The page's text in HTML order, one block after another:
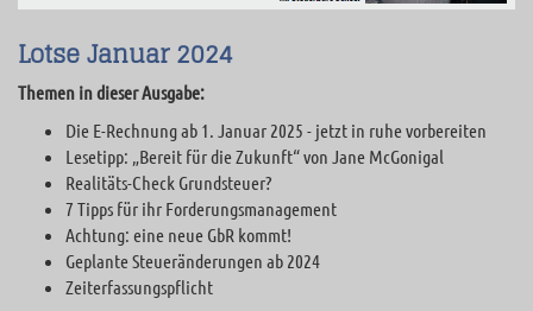
Lotse Januar 2024
Themen in dieser Ausgabe:
Die E-Rechnung ab 1. Januar 2025 - jetzt in ruhe vorbereiten
Lesetipp: „Bereit für die Zukunft“ von Jane McGonigal
Realitäts-Check Grundsteuer?
7 Tipps für ihr Forderungsmanagement
Achtung: eine neue GbR kommt!
Geplante Steueränderungen ab 2024
Zeiterfassungspflicht